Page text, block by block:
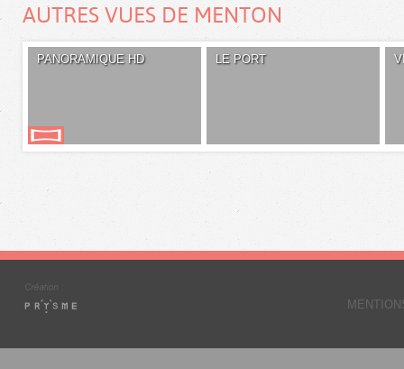
AUTRES VUES DE MENTON
PANORAMIQUE HD LE PORT